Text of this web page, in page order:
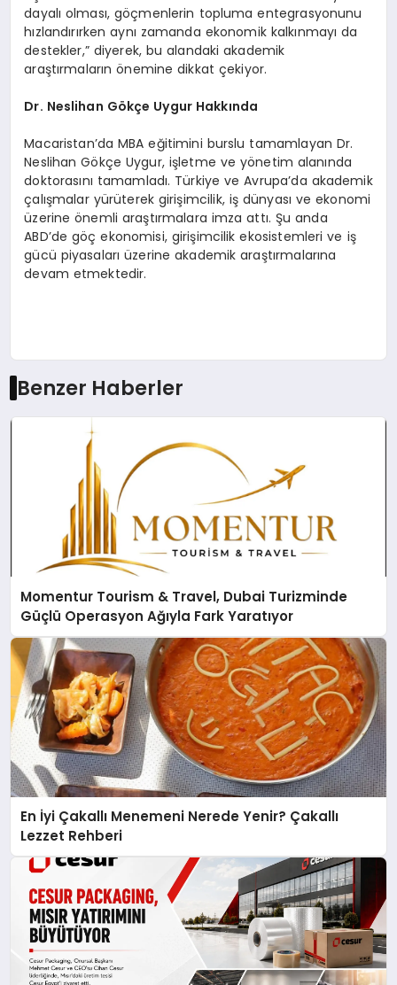
dayalı olması, göçmenlerin topluma entegrasyonunu
hızlandırırken aynı zamanda ekonomik kalkınmayı da
destekler,” diyerek, bu alandaki akademik
araştırmaların önemine dikkat çekiyor.
Dr. Neslihan Gökçe Uygur Hakkında
Macaristan’da MBA eğitimini burslu tamamlayan Dr.
Neslihan Gökçe Uygur, işletme ve yönetim alanında
doktorasını tamamladı. Türkiye ve Avrupa’da akademik
çalışmalar yürüterek girişimcilik, iş dünyası ve ekonomi
üzerine önemli araştırmalara imza attı. Şu anda
ABD’de göç ekonomisi, girişimcilik ekosistemleri ve iş
gücü piyasaları üzerine akademik araştırmalarına
devam etmektedir.
Benzer Haberler
Momentur Tourism & Travel, Dubai Turizminde
Güçlü Operasyon Ağıyla Fark Yaratıyor
En İyi Çakallı Menemeni Nerede Yenir? Çakallı
Lezzet Rehberi